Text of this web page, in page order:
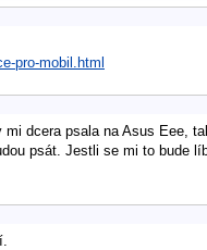
pro-mobil.html
dcera psala na Asus Eee,
psát. Jestli se mi to bude